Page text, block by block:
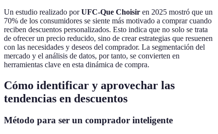
Un estudio realizado porUFC-Que Choisir en 2025 mostró que un
70% de los consumidores se siente más motivado a comprar cuando
reciben descuentos personalizados. Esto indica que no solo se trata
de ofrecer un precio reducido, sino de crear estrategias que resuenen
con las necesidades y deseos del comprador. La segmentación del
mercado y el análisis de datos, por tanto, se convierten en
herramientas clave en esta dinámica de compra.
Cómo identificar y aprovechar las
tendencias en descuentos
Método para ser un comprador inteligente